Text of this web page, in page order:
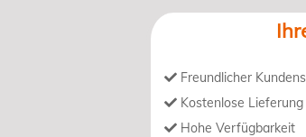
Freundlicher
Kostenlose
Hohe Verfügbarkeit